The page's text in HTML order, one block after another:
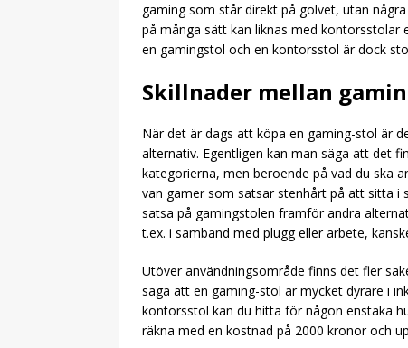
gaming som står direkt på golvet, utan
på många sätt kan liknas med kontorsstolar
en gamingstol och en kontorsstol är dock
Skillnader mellan
När det är dags att köpa en gaming-stol är
alternativ. Egentligen kan man säga att det
kategorierna, men beroende på vad du ska
van gamer som satsar stenhårt på att sitta i
satsa på gamingstolen framför andra
t.ex. i samband med plugg eller arbete,
Utöver användningsområde finns det fler
säga att en gaming-stol är mycket dyrare i
kontorsstol kan du hitta för någon enstaka
räkna med en kostnad på 2000 kronor och